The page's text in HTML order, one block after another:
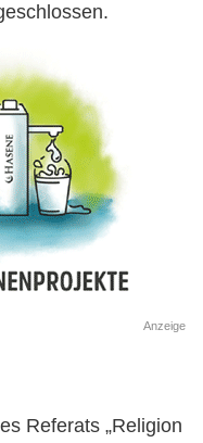
Anzeige
Referats „Religion